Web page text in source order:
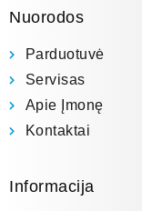
Nuorodos
Parduotuvė
Servisas
Apie Įmonę
Kontaktai
Informacija